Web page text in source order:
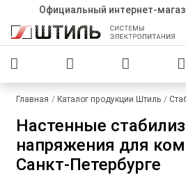
Официальный интернет-
Главная Каталог продукции Штиль
Настенные
напряжения для
Санкт-Петербурге